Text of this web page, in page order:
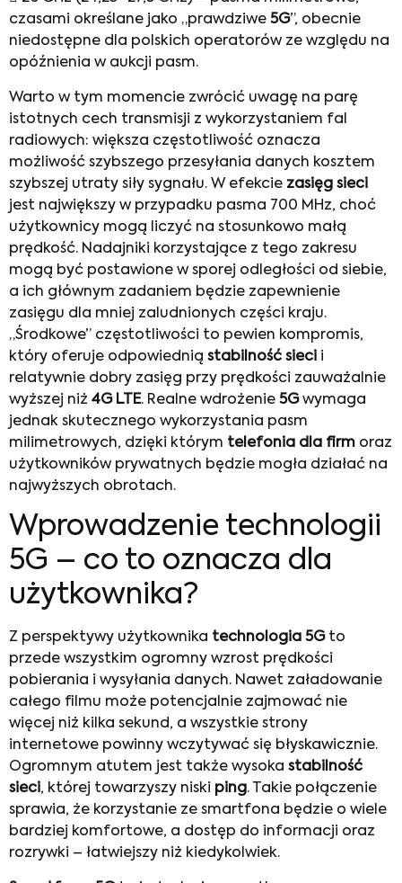
czasami określane jako „prawdziwe 5G”, obecnie
niedostępne dla polskich operatorów ze względu na
opóźnienia w aukcji pasm.
Warto w tym momencie zwrócić uwagę na parę
istotnych cech transmisji z wykorzystaniem fal
radiowych: większa częstotliwość oznacza
możliwość szybszego przesyłania danych kosztem
szybszej utraty siły sygnału. W efekcie zasięg sieci
jest największy w przypadku pasma 700 MHz, choć
użytkownicy mogą liczyć na stosunkowo małą
prędkość. Nadajniki korzystające z tego zakresu
mogą być postawione w sporej odległości od siebie,
a ich głównym zadaniem będzie zapewnienie
zasięgu dla mniej zaludnionych części kraju.
„Środkowe” częstotliwości to pewien kompromis,
który oferuje odpowiednią stabilność sieci i
relatywnie dobry zasięg przy prędkości zauważalnie
wyższej niż 4G LTE. Realne wdrożenie 5Gwymaga
jednak skutecznego wykorzystania pasm
milimetrowych, dzięki którym telefonia dla firm oraz
użytkowników prywatnych będzie mogła działać na
najwyższych obrotach.
Wprowadzenie technologii
5G – co to oznacza dla
użytkownika?
Z perspektywy użytkownika technologia 5Gto
przede wszystkim ogromny wzrost prędkości
pobierania i wysyłania danych. Nawet załadowanie
całego filmu może potencjalnie zajmować nie
więcej niż kilka sekund, a wszystkie strony
internetowe powinny wczytywać się błyskawicznie.
Ogromnym atutem jest także wysoka stabilność
sieci, której towarzyszy niski ping. Takie połączenie
sprawia, że korzystanie ze smartfona będzie o wiele
bardziej komfortowe, a dostęp do informacji oraz
rozrywki – łatwiejszy niż kiedykolwiek.